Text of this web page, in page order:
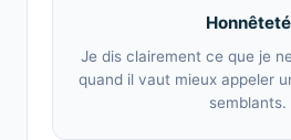
Honnêteté
Je dis clairement ce que je
quand il vaut mieux appeler
semblants.